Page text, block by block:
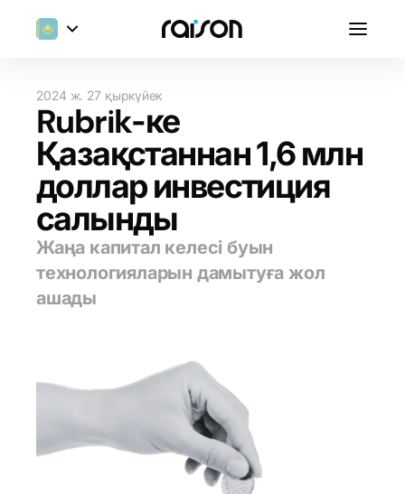
2024 ж. 27 қыркүйек
Rubrik-ке
Қазақстаннан 1,6 млн
доллар инвестиция
салынды
Жаңа капитал келесі буын
технологияларын дамытуға жол
ашады